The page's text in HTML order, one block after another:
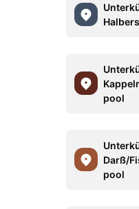
pool
Darß/
pool